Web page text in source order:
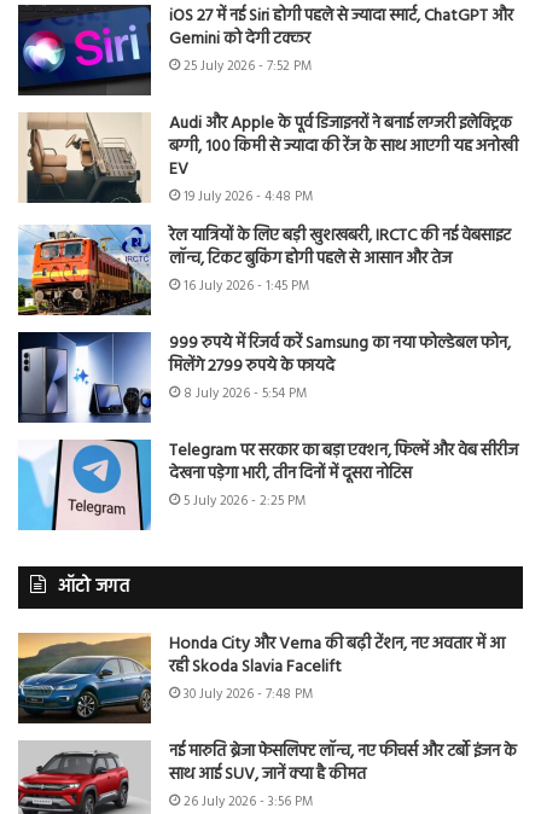
iOS 27 में नई Siri होगी पहले से ज्यादा स्मार्ट, ChatGPT और
Gemini को देगी टक्कर
25 July 2026 - 7:52 PM
Audi और Apple के पूर्व डिजाइनरों ने बनाई लग्जरी इलेक्ट्रिक
बग्गी, 100 किमी से ज्यादा की रेंज के साथ आएगी यह अनोखी
EV
19 July 2026 - 4:48 PM
रेल यात्रियों के लिए बड़ी खुशखबरी, IRCTC की नई वेबसाइट
लॉन्च, टिकट बुकिंग होगी पहले से आसान और तेज
16 July 2026 - 1:45 PM
999 रुपये में रिजर्व करें Samsung का नया फोल्डेबल फोन,
मिलेंगे 2799 रुपये के फायदे
8 July 2026 - 5:54 PM
Telegram पर सरकार का बड़ा एक्शन, फिल्में और वेब सीरीज
देखना पड़ेगा भारी, तीन दिनों में दूसरा नोटिस
5 July 2026 - 2:25 PM
ऑटो जगत
Honda City और Verna की बढ़ी टेंशन, नए अवतार में आ
रही Skoda Slavia Facelift
30 July 2026 - 7:48 PM
नई मारुति ब्रेजा फेसलिफ्ट लॉन्च, नए फीचर्स और टर्बो इंजन के
साथ आई SUV, जानें क्या है कीमत
26 July 2026 - 3:56 PM